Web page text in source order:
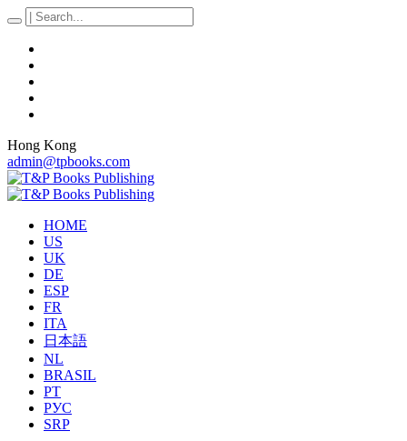
Hong Kong
admin@tpbooks.com
HOME
US
UK
DE
ESP
FR
ITA
日本語
NL
BRASIL
PT
РУС
SRP